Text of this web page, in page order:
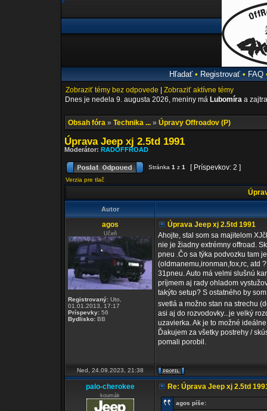
Hľadať• Registrovať• FAQ
Zobraziť témy bez odpovede
Zobraziť aktívne témy
Dnes je nedela 9. augusta 2026, meniny má Lubomíra a
Obsah fóra » Technika ... » Úpravy Offroadov (P)
Úprava Jeep xj 2.5td 1991
Moderátor: RADOFFROAD
Stránka 1 z 1 [ Príspevkov: 2 ]
Verzia pre tlač
Autor
agos
Učeň
Registrovaný: Uto,
01.01.2013, 17:17
Príspevky: 56
Bydlisko: BB
Úprava Jeep xj 2.5td 1991
Ahojte, stal som sa majitelom
nie je žiadny extrémny offroad.
pneu .Čo sa týka podvozku tam
(oldmanemu,ironman,fox,rc, atd
31pneu. Auto má velmi slušnú
príjmem aj rady ohladom
takýto setup? S ostatného by
svetlá a možno stan na strechu
asi aj do rozvodovky...je velký
uzavierka. Ak je to možné
Ďakujem za všetky postrehy /
pomali porobil.
Ned, 24.09.2023, 21:38
palo-cherokee
koumák
Re: Úprava Jeep xj 2.5td
agos píše: